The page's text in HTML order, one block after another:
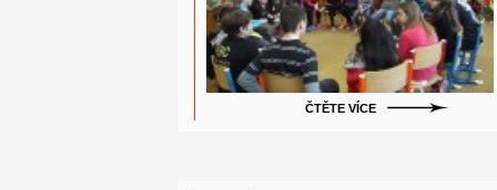
ČTĚTE VÍCE